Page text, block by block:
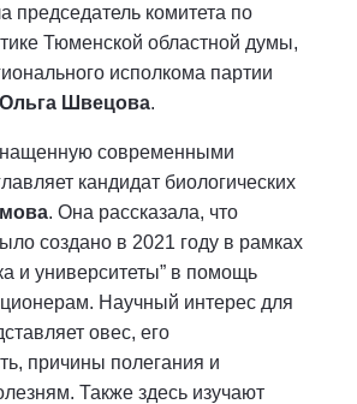
председатель комитета по
Тюменской областной думы,
исполкома партии
Ольга Швецова.
современными
кандидат биологических
. Она рассказала, что
создано в 2021 году в рамках
и университеты” в помощь
Научный интерес для
овес, его
причины полегания и
Также здесь изучают